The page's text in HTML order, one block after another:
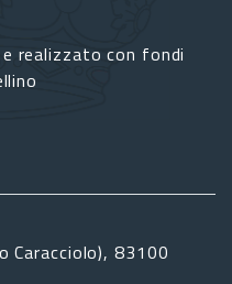
realizzato con fondi
Caracciolo), 83100